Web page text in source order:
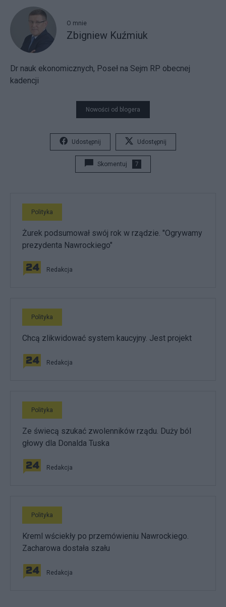
O mnie
Zbigniew Kuźmiuk
Dr nauk ekonomicznych, Poseł na Sejm RP obecnej
kadencji
Nowości od blogera
Udostępnij Udostępnij
Skomentuj 7
Polityka
Żurek podsumował swój rok w rządzie. "Ogrywamy
prezydenta Nawrockiego"
Redakcja
Polityka
Chcą zlikwidować system kaucyjny. Jest projekt
Redakcja
Polityka
Ze świecą szukać zwolenników rządu. Duży ból
głowy dla Donalda Tuska
Redakcja
Polityka
Kreml wściekły po przemówieniu Nawrockiego.
Zacharowa dostała szału
Redakcja